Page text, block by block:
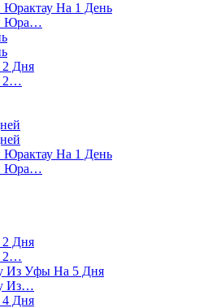
На 1 День
Юра…
2 Дня
2…
На 1 День
Юра…
2 Дня
2…
Из Уфы На 5 Дня
Из…
4 Дня